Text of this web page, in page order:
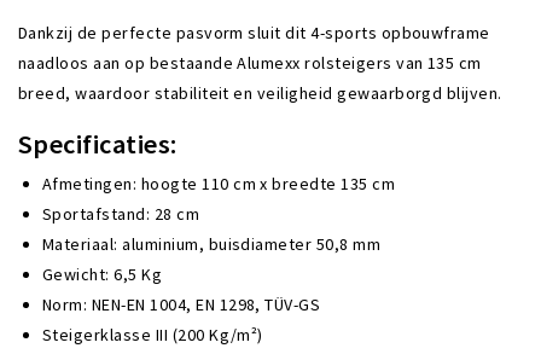
Dankzij de perfecte pasvorm sluit dit 4-sports opbouwframe
naadloos aan op bestaande Alumexx rolsteigers van 135 cm
breed, waardoor stabiliteit en veiligheid gewaarborgd blijven.
Specificaties:
Afmetingen: hoogte 110 cm x breedte 135 cm
Sportafstand: 28 cm
Materiaal: aluminium, buisdiameter 50,8 mm
Gewicht: 6,5 Kg
Norm: NEN-EN 1004, EN 1298, TÜV-GS
Steigerklasse III (200 Kg/m²)